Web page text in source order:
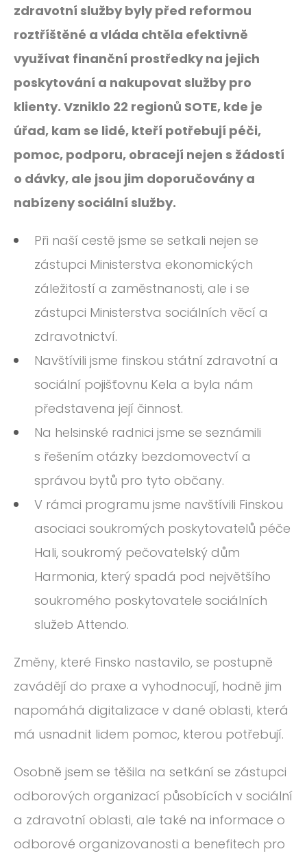
zdravotní služby byly před reformou
roztříštěné a vláda chtěla efektivně
využívat finanční prostředky na jejich
poskytování a nakupovat služby pro
klienty. Vzniklo 22 regionů SOTE, kde je
úřad, kam se lidé, kteří potřebují péči,
pomoc, podporu, obracejí nejen s žádostí
o dávky, ale jsou jim doporučovány a
nabízeny sociální služby.
Při naší cestě jsme se setkali nejen se
zástupci Ministerstva ekonomických
záležitostí a zaměstnanosti, ale i se
zástupci Ministerstva sociálních věcí a
zdravotnictví.
Navštívili jsme finskou státní zdravotní a
sociální pojišťovnu Kela a byla nám
představena její činnost.
Na helsinské radnici jsme se seznámili
s řešením otázky bezdomovectví a
správou bytů pro tyto občany.
V rámci programu jsme navštívili Finskou
asociaci soukromých poskytovatelů péče
Hali, soukromý pečovatelský dům
Harmonia, který spadá pod největšího
soukromého poskytovatele sociálních
služeb Attendo.
Změny, které Finsko nastavilo, se postupně
zavádějí do praxe a vyhodnocují, hodně jim
napomáhá digitalizace v dané oblasti, která
má usnadnit lidem pomoc, kterou potřebují.
Osobně jsem se těšila na setkání se zástupci
odborových organizací působících v sociální
a zdravotní oblasti, ale také na informace o
odborové organizovanosti a benefitech pro
ROČNÍK 2012
ROČNÍK 2011
ROČNÍK 2010